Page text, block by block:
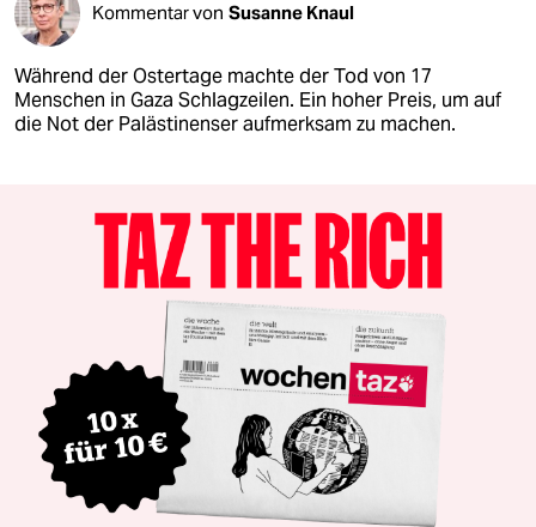
Kommentar von Susanne Knaul
Während der Ostertage machte der Tod von 17
Menschen in Gaza Schlagzeilen. Ein hoher Preis, um auf
die Not der Palästinenser aufmerksam zu machen.